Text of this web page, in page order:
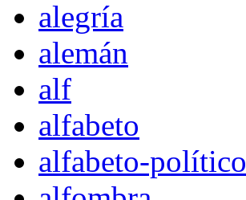
alegría
alemán
alf
alfabeto
alfabeto-político